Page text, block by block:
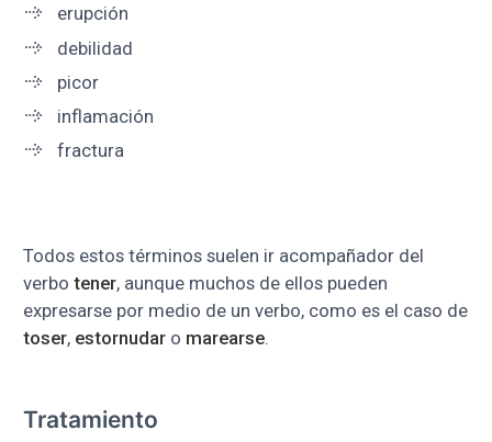
erupción
debilidad
picor
inflamación
fractura
Todos estos términos suelen ir acompañador del
verbo tener, aunque muchos de ellos pueden
expresarse por medio de un verbo, como es el caso de
toser, estornudar o marearse.
Tratamiento